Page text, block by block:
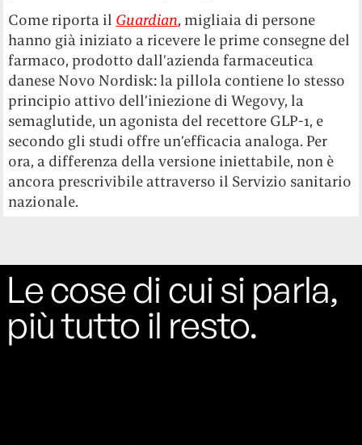
Come riporta il Guardian, migliaia di persone
hanno già iniziato a ricevere le prime consegne del
farmaco, prodotto dall’azienda farmaceutica
danese Novo Nordisk: la pillola contiene lo stesso
principio attivo dell’iniezione di Wegovy, la
semaglutide, un agonista del recettore GLP-1, e
secondo gli studi offre un’efficacia analoga. Per
ora, a differenza della versione iniettabile, non è
ancora prescrivibile attraverso il Servizio sanitario
nazionale.
Le cose di cui si parla,
più tutto il resto.